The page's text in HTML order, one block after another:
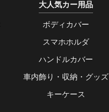
大人気カー用品
ボディカバー
スマホホルダ
ハンドルカバー
車内飾り・収納・グッズ
キーケース